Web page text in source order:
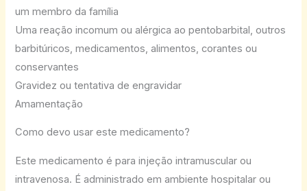
um membro da família
Uma reação incomum ou alérgica ao pentobarbital, outros
barbitúricos, medicamentos, alimentos, corantes ou
conservantes
Gravidez ou tentativa de engravidar
Amamentação
Como devo usar este medicamento?
Este medicamento é para injeção intramuscular ou
intravenosa. É administrado em ambiente hospitalar ou